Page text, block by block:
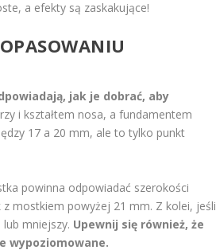
a efekty są zaskakujące!
jak je dobrać, aby
i kształtem nosa, a fundamentem
17 a 20 mm, ale to tylko punkt
powinna odpowiadać szerokości
mostkiem powyżej 21 mm. Z kolei, jeśli
mniejszy. Upewnij się również, że
wypoziomowane.